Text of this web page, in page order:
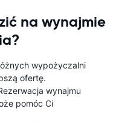
na wynajmie
wypożyczalni
ofertę.
wynajmu
pomóc Ci